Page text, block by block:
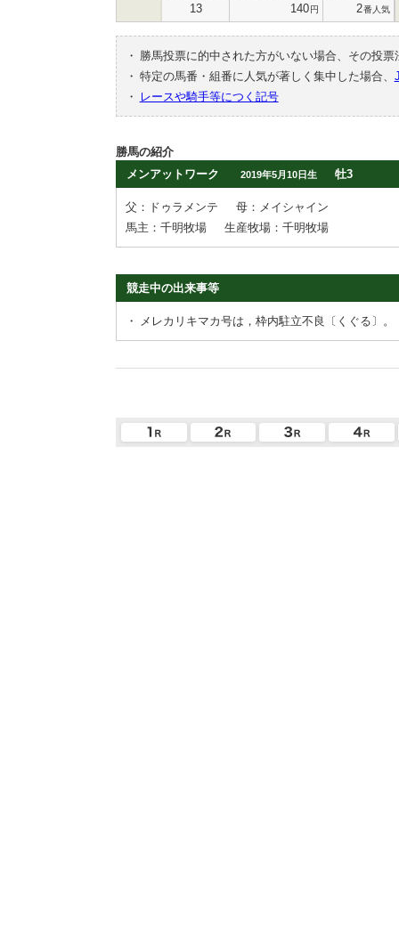
13 140円 2番人気
・
勝馬投票に的中された方がいない場合、その投
・ 特定の馬番・組番に人気が著しく集中した場合、
・
レースや騎手等につく記号
勝馬の紹介
メンアットワーク
2019年5月10日生 牡3
父：ドゥラメンテ
母：メイシャイン
馬主：千明牧場
生産牧場：千明牧場
競走中の出来事等
・ メレカリキマカ号は，枠内駐立不良〔くぐる〕。